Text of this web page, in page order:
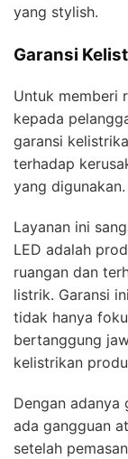
yang stylish.
Garansi
Untuk memberi
kepada
garansi
terhadap
yang digunakan.
Layanan ini
LED adalah
ruangan dan
listrik. Garansi
tidak hanya
bertanggung
kelistrikan
Dengan
ada gangguan
setelah